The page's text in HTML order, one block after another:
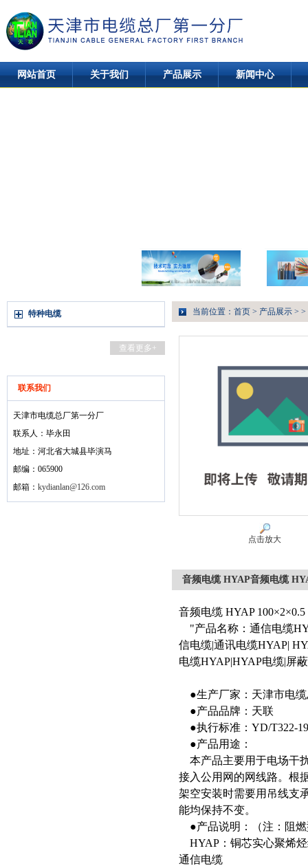
网站首页 关于我们 产品展示 新闻中心
特种电缆
查看更多+
联系我们
天津市电缆总厂第一分厂
联系人：毕永田
地址：河北省大城县毕演马
邮编：065900
邮箱： kydianlan@126.com
当前位置： 首页 > 产品展示 > >
点击放大
音频电缆 HYAP音频电缆
音频电缆 HYAP
"产品名称：通信电缆
信电缆|通讯电缆HYAP|
电缆HYAP|HYAP电缆|屏
●生产厂家：天津市电
●产品品牌：天联
●执行标准：YD/T322-
●产品用途：
本产品主要用于电场干
接入公用网的网线路。根
架空安装时需要用吊线支
能均保持不变。
●产品说明：（注：阻
HYAP：铜芯实心聚烯
通信电缆